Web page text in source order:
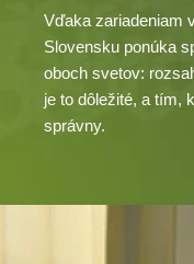
Vďaka zariadeniam
Slovensku ponúka
oboch svetov:
je to dôležité, a tím,
správny.